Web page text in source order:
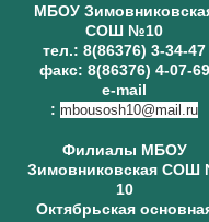
МБОУ
СОШ №10
тел.: 8(86376) 3-34-47
факс: 8(86376) 4-07-69
e-mail
: mbousosh10@mail.ru
Филиалы МБОУ
Зимовниковская СОШ
10
Октябрьская